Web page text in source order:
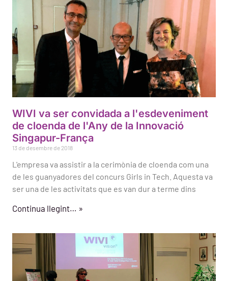
WIVI va ser convidada a l'esdeveniment
de cloenda de l'Any de la Innovació
Singapur-França
13 de desembre de 2018
L'empresa va assistir a la cerimònia de cloenda com una
de les guanyadores del concurs Girls in Tech. Aquesta va
ser una de les activitats que es van dur a terme dins
Continua llegint… »